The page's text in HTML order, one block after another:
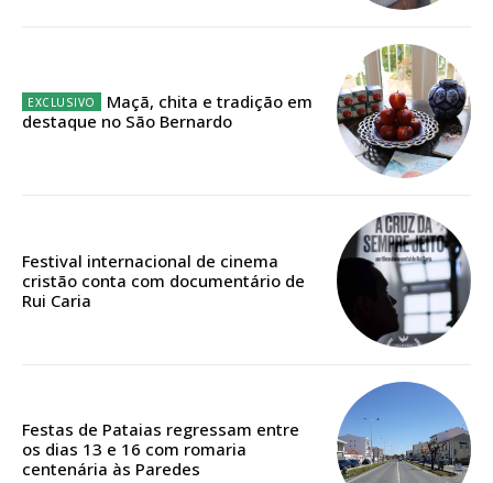
Edição em papel entregue à Quinta-feira em sua
casa
ASSINATURA
DIGITAL ANUAL
Maçã, chita e tradição em
destaque no São Bernardo
Festival internacional de cinema
cristão conta com documentário de
Rui Caria
Festas de Pataias regressam entre
os dias 13 e 16 com romaria
centenária às Paredes